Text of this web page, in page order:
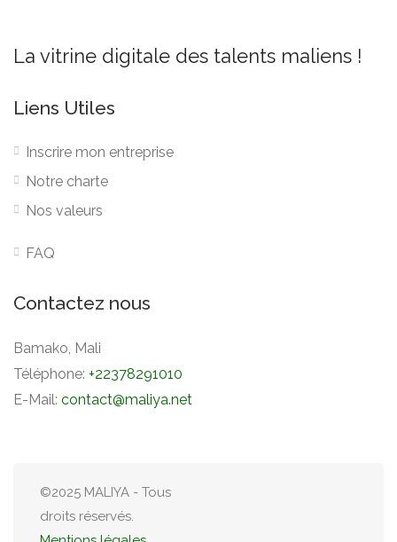
La vitrine digitale des talents maliens !
Liens Utiles
Inscrire mon entreprise
Notre charte
Nos valeurs
FAQ
Contactez nous
Bamako, Mali
Téléphone: +22378291010
E-Mail: contact@maliya.net
©2025 MALIYA - Tous
droits réservés.